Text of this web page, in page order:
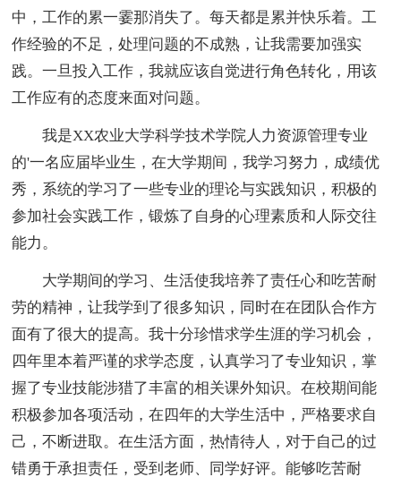
中，工作的累一霎那消失了。每天都是累并快乐着。工
作经验的不足，处理问题的不成熟，让我需要加强实
践。一旦投入工作，我就应该自觉进行角色转化，用该
工作应有的态度来面对问题。
我是XX农业大学科学技术学院人力资源管理专业
的'一名应届毕业生，在大学期间，我学习努力，成绩优
秀，系统的学习了一些专业的理论与实践知识，积极的
参加社会实践工作，锻炼了自身的心理素质和人际交往
能力。
大学期间的学习、生活使我培养了责任心和吃苦耐
劳的精神，让我学到了很多知识，同时在在团队合作方
面有了很大的提高。我十分珍惜求学生涯的学习机会，
四年里本着严谨的求学态度，认真学习了专业知识，掌
握了专业技能涉猎了丰富的相关课外知识。在校期间能
积极参加各项活动，在四年的大学生活中，严格要求自
己，不断进取。在生活方面，热情待人，对于自己的过
错勇于承担责任，受到老师、同学好评。能够吃苦耐